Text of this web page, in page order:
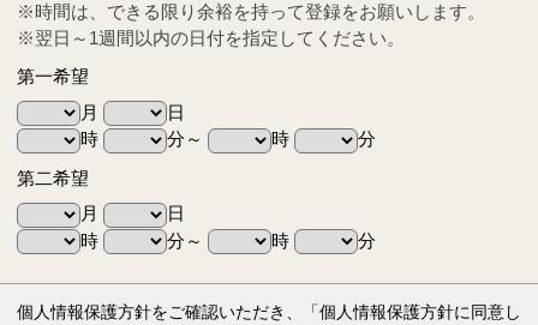
※時間は、できる限り余裕を持って登録をお願いします。
※翌日～1週間以内の日付を指定してください。
第一希望
月
日
時
分～ 時
分
第二希望
月
日
時
分～ 時 分
個人情報保護方針をご確認いただき、「個人情報保護方針に同意し